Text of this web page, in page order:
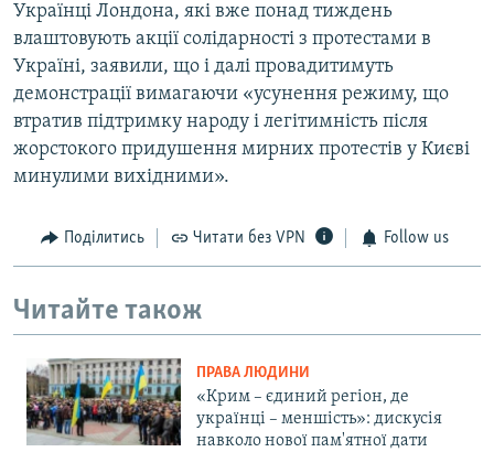
Українці Лондона, які вже понад тиждень
влаштовують акції солідарності з протестами в
Україні, заявили, що і далі провадитимуть
демонстрації вимагаючи «усунення режиму, що
втратив підтримку народу і легітимність після
жорстокого придушення мирних протестів у Києві
минулими вихідними».
Поділитись Читати без VPN Follow us
Читайте також
ПРАВА ЛЮДИНИ
«Крим – єдиний регіон, де
українці – меншість»: дискусія
навколо нової пам'ятної дати